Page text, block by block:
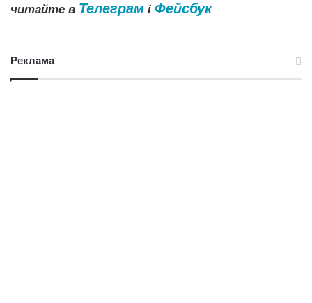
читайте в Телеграм і Фейсбук
Реклама